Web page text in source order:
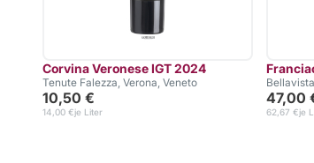
Corvina Veronese IGT 2024
Tenute Falezza, Verona, Veneto
10,50 €
je Liter
14,00 €
47,00
je
62,67 €